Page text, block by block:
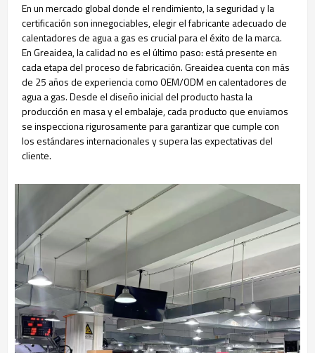
En un mercado global donde el rendimiento, la seguridad y la
certificación son innegociables, elegir el fabricante adecuado de
calentadores de agua a gas es crucial para el éxito de la marca.
En Greaidea, la calidad no es el último paso: está presente en
cada etapa del proceso de fabricación.Greaidea cuenta con más
de 25 años de experiencia como OEM/ODM en calentadores de
agua a gas. Desde el diseño inicial del producto hasta la
producción en masa y el embalaje, cada producto que enviamos
se inspecciona rigurosamente para garantizar que cumple con
los estándares internacionales y supera las expectativas del
cliente.